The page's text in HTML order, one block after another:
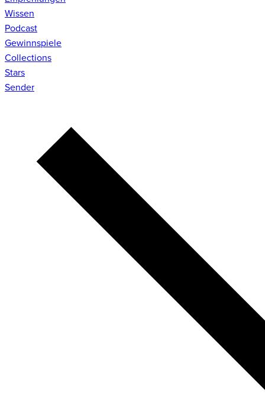
Wissen
Podcast
Gewinnspiele
Collections
Stars
Sender